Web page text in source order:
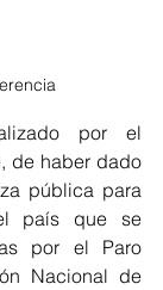
por el
de haber dado
pública para
país que se
por el Paro
Nacional de